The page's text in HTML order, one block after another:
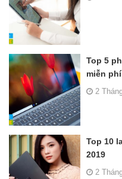
Top 5
miễn
2
Top 10
2019
2